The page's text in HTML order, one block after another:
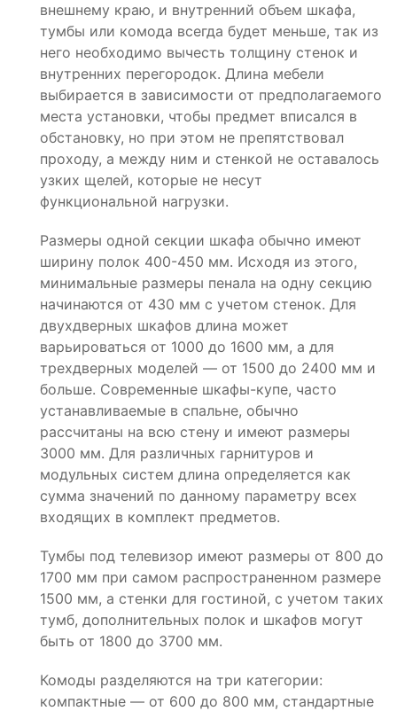
внешнему краю, и внутренний объем шкафа,
тумбы или комода всегда будет меньше, так из
него необходимо вычесть толщину стенок и
внутренних перегородок. Длина мебели
выбирается в зависимости от предполагаемого
места установки, чтобы предмет вписался в
обстановку, но при этом не препятствовал
проходу, а между ним и стенкой не оставалось
узких щелей, которые не несут
функциональной нагрузки.
Размеры одной секции шкафа обычно имеют
ширину полок 400-450 мм. Исходя из этого,
минимальные размеры пенала на одну секцию
начинаются от 430 мм с учетом стенок. Для
двухдверных шкафов длина может
варьироваться от 1000 до 1600 мм, а для
трехдверных моделей — от 1500 до 2400 мм и
больше. Современные шкафы-купе, часто
устанавливаемые в спальне, обычно
рассчитаны на всю стену и имеют размеры
3000 мм. Для различных гарнитуров и
модульных систем длина определяется как
сумма значений по данному параметру всех
входящих в комплект предметов.
Тумбы под телевизор имеют размеры от 800 до
1700 мм при самом распространенном размере
1500 мм, а стенки для гостиной, с учетом таких
тумб, дополнительных полок и шкафов могут
быть от 1800 до 3700 мм.
Комоды разделяются на три категории:
компактные — от 600 до 800 мм, стандартные